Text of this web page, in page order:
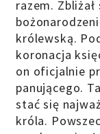
razem.
królewską.
koronacja
on oficjalnie
panującego.
stać się
króla.